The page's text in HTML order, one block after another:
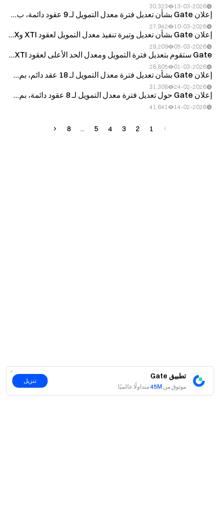
تطبيق Gate
موثوق من 45Mمتداولًا عالميًا
تنزيل
13-03-2026
30,323
إعلان Gate بشأن تعديل فترة معدل التمويل لـ 9 عقود دائمة، ب...
10-03-2026
27,942
إعلان Gate بشأن تعديل وتيرة تنفيذ معدل التمويل لعقود XTI وX...
05-03-2026
29,209
Gate ستقوم بتعديل فترة التمويل ومعدل الحد الأعلى لعقود XTI...
01-03-2026
28,805
إعلان Gate بشأن تعديل فترة معدل التمويل لـ 18 عقد دائم، بم...
24-02-2026
31,308
إعلان Gate حول تعديل فترة معدل التمويل لـ 8 عقود دائمة، بم...
14-02-2026
41,641
1
2
3
4
5
8